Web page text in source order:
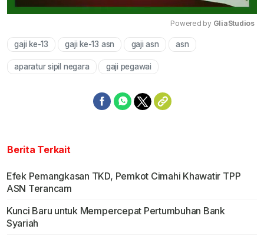
Powered by GliaStudios
gaji ke-13 gaji ke-13 asn gaji asn asn
aparatur sipil negara gaji pegawai
Berita Terkait
Efek Pemangkasan TKD, Pemkot Cimahi Khawatir TPP
ASN Terancam
Kunci Baru untuk Mempercepat Pertumbuhan Bank
Syariah